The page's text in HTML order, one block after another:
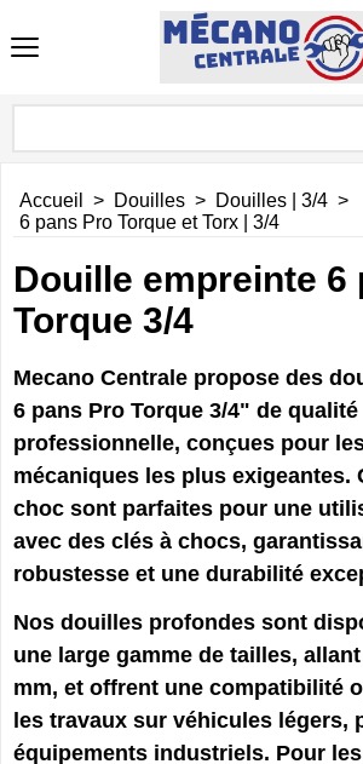
Accueil > Douilles > Douilles | 3/4 >
6 pans Pro Torque et Torx | 3/4
Douille empreinte 6
Torque 3/4
Mecano Centrale propose des
6 pans Pro Torque 3/4" de qualité
professionnelle, conçues pour
mécaniques les plus exigeantes.
choc sont parfaites pour une
avec des clés à chocs,
robustesse et une durabilité
Nos douilles profondes sont
une large gamme de tailles,
mm, et offrent une compatibilité
les travaux sur véhicules légers,
équipements industriels. Pour